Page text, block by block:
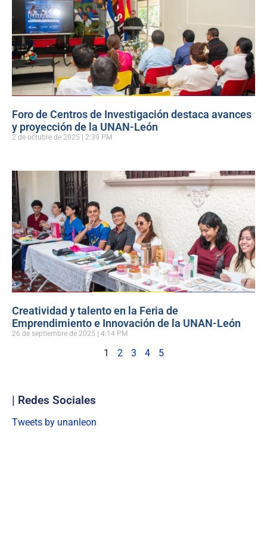
Foro de Centros de Investigación destaca avances
y proyección de la UNAN-León
2 de octubre de 2025 2:39 PM
Creatividad y talento en la Feria de
Emprendimiento e Innovación de la UNAN-León
26 de septiembre de 2025 4:14 PM
1 2 3 4 5
| Redes Sociales
Tweets by unanleon